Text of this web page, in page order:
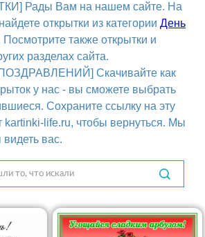
Рады Вам на нашем сайте. На
открытки из категории День
Посмотрите также открытки и
разделах сайта.
Скачивайте как
у нас - вы сможете выбрать
Сохраните ссылку на эту
kartinki-life.ru, чтобы вернуться. Мы
вас.